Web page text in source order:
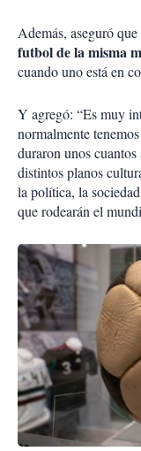
Además, aseguró
futbol de la misma
cuando uno está en
Y agregó: “Es muy
normalmente
duraron unos cuantos
distintos planos
la política, la
que rodearán el